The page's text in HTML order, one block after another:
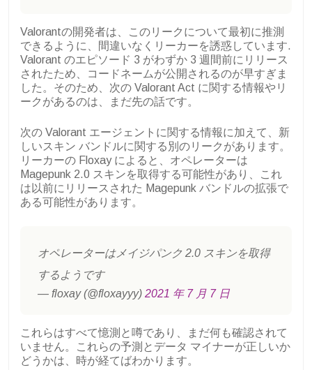
Valorantの開発者は、このリークについて最初に推測
できるように、間違いなくリーカーを誘惑しています.
Valorant のエピソード 3 がわずか 3 週間前にリリース
されたため、コードネームが公開されるのが早すぎま
した。そのため、次の Valorant Act に関する情報やリ
ークがあるのは、まだ先の話です。
次の Valorant エージェントに関する情報に加えて、新
しいスキン バンドルに関する別のリークがあります。
リーカーの Floxay によると、オペレーターは
Magepunk 2.0 スキンを取得する可能性があり、これ
は以前にリリースされた Magepunk バンドルの拡張で
ある可能性があります。
オペレーターはメイジパンク 2.0 スキンを取得
するようです
— floxay (@floxayyy) 2021 年 7 月 7 日
これらはすべて憶測と噂であり、まだ何も確認されて
いません。これらの予測とデータ マイナーが正しいか
どうかは、時が経てばわかります。